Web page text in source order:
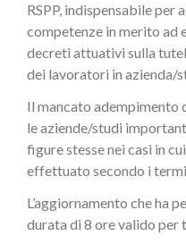
RSPP, indispensabile per
competenze in merito ad
decreti attuativi sulla
dei lavoratori in azienda/
Il mancato adempimento
le aziende/studi
figure stesse nei casi in
effettuato secondo i
L’aggiornamento che ha
durata di 8 ore valido per